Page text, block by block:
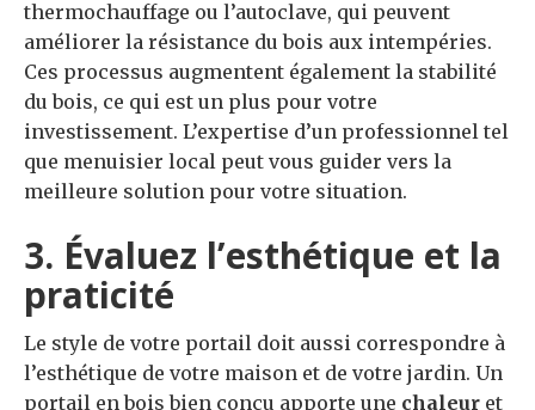
thermochauffage ou l’autoclave, qui peuvent
améliorer la résistance du bois aux intempéries.
Ces processus augmentent également la stabilité
du bois, ce qui est un plus pour votre
investissement. L’expertise d’un professionnel tel
que menuisier local peut vous guider vers la
meilleure solution pour votre situation.
3. Évaluez l’esthétique et la
praticité
Le style de votre portail doit aussi correspondre à
l’esthétique de votre maison et de votre jardin. Un
portail en bois bien conçu apporte une chaleur et